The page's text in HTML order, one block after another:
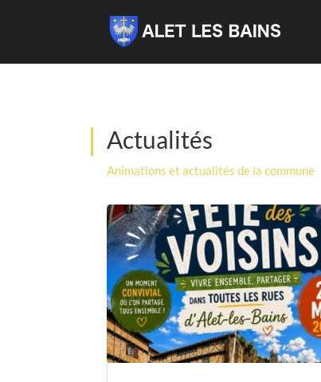
Actualités
Animations et actualités de la commune